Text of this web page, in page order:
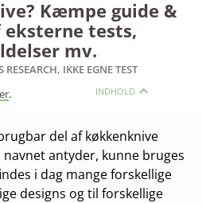
Kæmpe guide &
eksterne tests,
mv.
RESEARCH, IKKE EGNE TEST
. INDHOLD
del af køkkenknive
antyder, kunne bruges
i dag mange forskellige
designs og til forskellige